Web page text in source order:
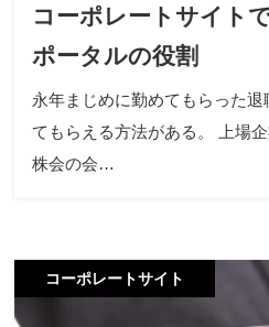
コーポレートサイト
ポータルの役割
永年まじめに勤めてもらった
てもらえる方法がある。 上場
株会の会…
コーポレートサイト